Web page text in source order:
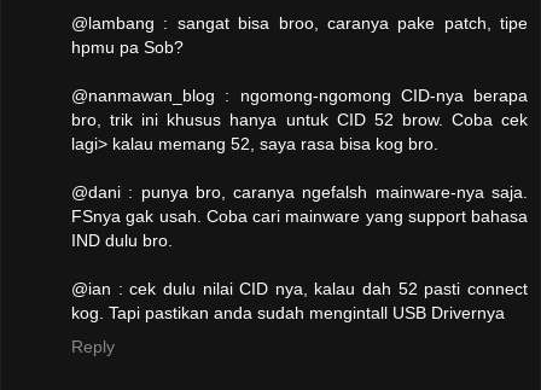
@lambang : sangat bisa broo, caranya pake patch, tipe
hpmu pa Sob?
@nanmawan_blog : ngomong-ngomong CID-nya berapa
bro, trik ini khusus hanya untuk CID 52 brow. Coba cek
lagi> kalau memang 52, saya rasa bisa kog bro.
@dani : punya bro, caranya ngefalsh mainware-nya saja.
FSnya gak usah. Coba cari mainware yang support bahasa
IND dulu bro.
@ian : cek dulu nilai CID nya, kalau dah 52 pasti connect
kog. Tapi pastikan anda sudah mengintall USB Drivernya
Reply